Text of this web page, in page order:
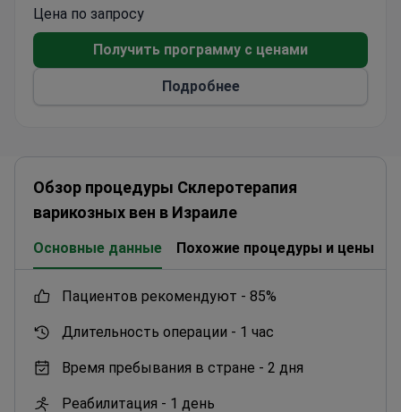
пациентов со средним показателем успешности
лечения онкологических заболеваний 90%.
Цена по запросу
Получить программу с ценами
Подробнее
Обзор процедуры Склеротерапия
варикозных вен в Израиле
Основные данные Похожие процедуры и цены
пациентов рекомендуют - 85%
Длительность операции - 1 час
Время пребывания в стране - 2 дня
Реабилитация - 1 день